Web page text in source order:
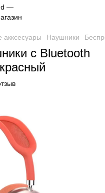
Наушники
с Bluetooth